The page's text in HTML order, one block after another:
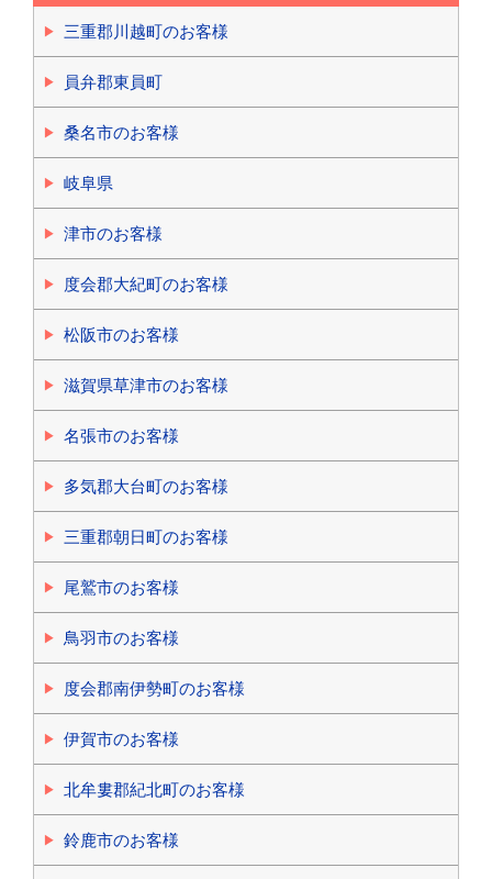
三重郡川越町のお客様
員弁郡東員町
桑名市のお客様
岐阜県
津市のお客様
度会郡大紀町のお客様
松阪市のお客様
滋賀県草津市のお客様
名張市のお客様
多気郡大台町のお客様
三重郡朝日町のお客様
尾鷲市のお客様
鳥羽市のお客様
度会郡南伊勢町のお客様
伊賀市のお客様
北牟婁郡紀北町のお客様
鈴鹿市のお客様